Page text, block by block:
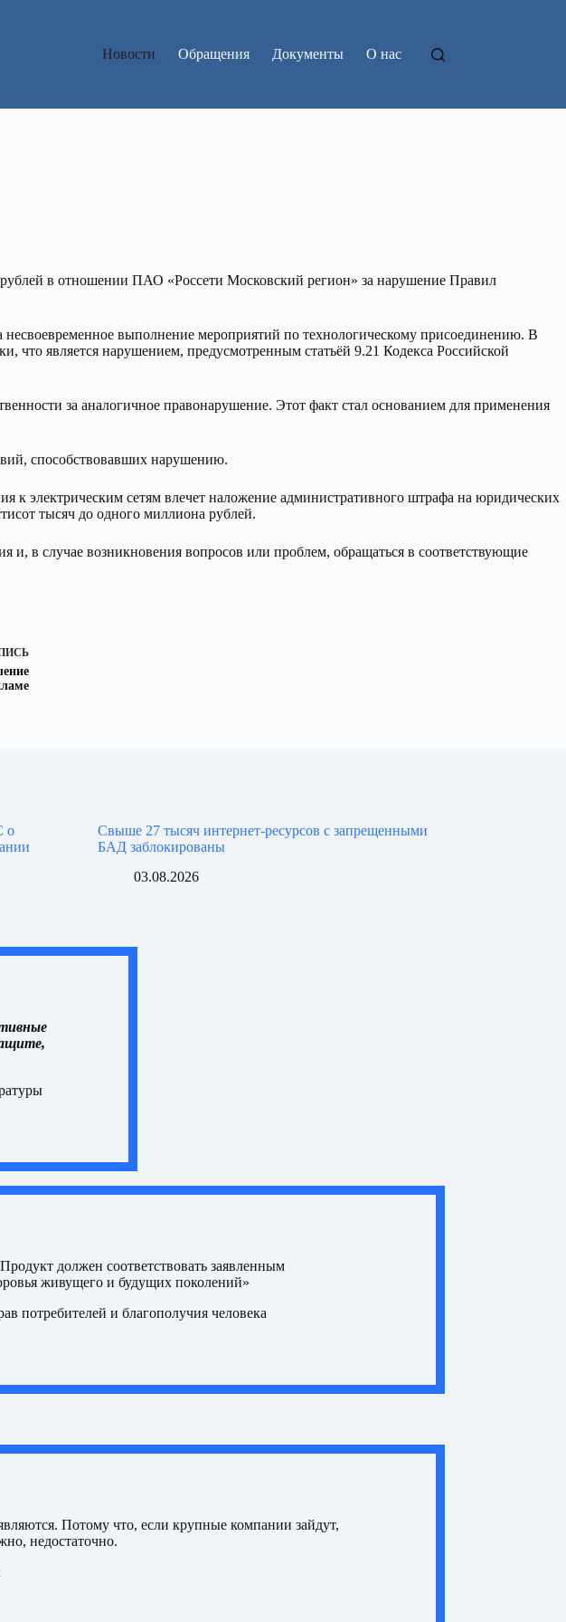
Новости Обращения Документы О нас
в отношении ПАО «Россети Московский регион» за нарушение Правил
выполнение мероприятий по технологическому присоединению. В
что является нарушением, предусмотренным статьёй 9.21 Кодекса Российской
за аналогичное правонарушение. Этот факт стал основанием для применения
способствовавших нарушению.
к электрическим сетям влечет наложение административного штрафа на юридических
тысяч до одного миллиона рублей.
и, в случае возникновения вопросов или проблем, обращаться в соответствующие
о
Свыше 27 тысяч интернет-ресурсов с запрещенными
БАД заблокированы
03.08.2026
должен соответствовать заявленным
живущего и будущих поколений»
потребителей и благополучия человека
Потому что, если крупные компании зайдут,
недостаточно.